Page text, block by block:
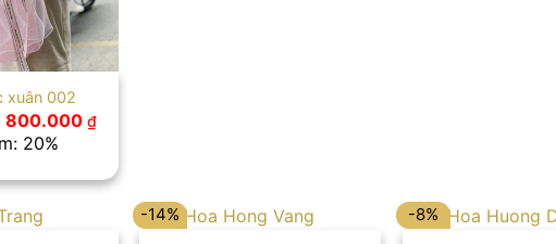
xuân 002
Giá
gốc
là:
800.000 ₫Giá
hiện
là:
800.000 ₫.
20%
-14% -8%